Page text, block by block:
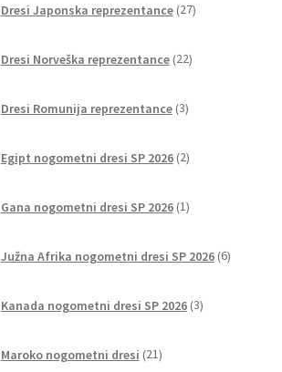
Dresi Japonska reprezentance 27izdelkov
Dresi Norveška reprezentance 22izdelkov
Dresi Romunija reprezentance 3izdelki
Egipt nogometni dresi SP 2026 2izdelka
Gana nogometni dresi SP 2026 1izdelek
Južna Afrika nogometni dresi SP 2026 6izdelkov
Kanada nogometni dresi SP 2026 3izdelki
Maroko nogometni dresi 21izdelkov